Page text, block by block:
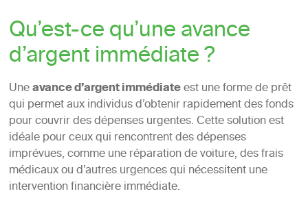
Qu’est-ce qu’une avance
d’argent immédiate ?
Uneavance d’argent immédiateest une forme de prêt
qui permet aux individus d’obtenir rapidement des fonds
pour couvrir des dépenses urgentes. Cette solution est
idéale pour ceux qui rencontrent des dépenses
imprévues, comme une réparation de voiture, des frais
médicaux ou d’autres urgences qui nécessitent une
intervention financière immédiate.